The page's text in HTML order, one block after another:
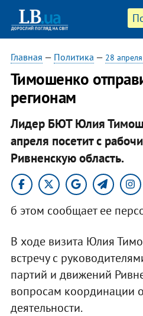
Главная — Политика — 28
Тимошенко
регионам
Лидер БЮТ Юлия
апреля посетит с
Ривненскую область.
б этом сообщает ее
В ходе визита Юлия
встречу с
партий и движений
вопросам координации
деятельности.